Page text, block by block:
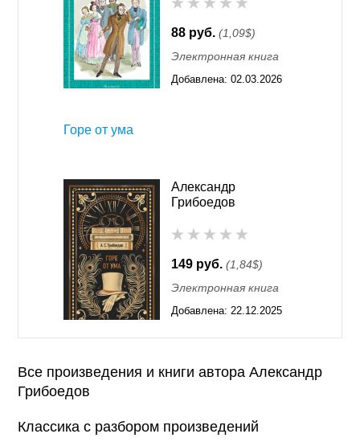
88 руб. (1,09$)
Электронная книга
Добавлена: 02.03.2026
Горе от ума
Александр
Грибоедов
149 руб. (1,84$)
Электронная книга
Добавлена: 22.12.2025
Все произведения и книги автора Александр
Грибоедов
Классика с разбором произведений